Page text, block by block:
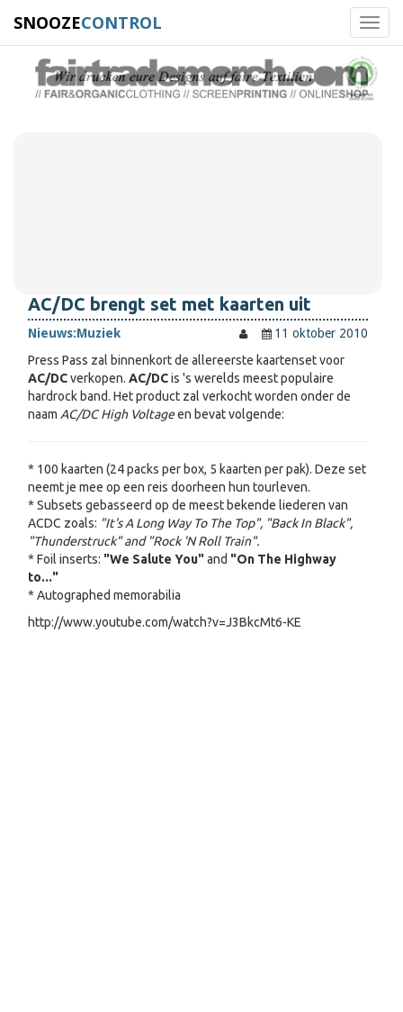
SNOOZECONTROL
AC/DC brengt set met kaarten uit
Nieuws:Muziek
11 oktober 2010
Press Pass zal binnenkort de allereerste kaartenset voor
AC/DCverkopen. AC/DCis 's werelds meest populaire
hardrock band. Het product zal verkocht worden onder de
naam AC/DC High Voltageen bevat volgende:
* 100 kaarten (24 packs per box, 5 kaarten per pak). Deze set
neemt je mee op een reis doorheen hun tourleven.
* Subsets gebasseerd op de meest bekende liederen van
ACDC zoals: "It's A Long Way To The Top", "Back In Black",
"Thunderstruck" and "Rock 'N Roll Train".
* Foil inserts: "We Salute You"and "On The Highway
to..."
* Autographed memorabilia
http://www.youtube.com/watch?v=J3BkcMt6-KE